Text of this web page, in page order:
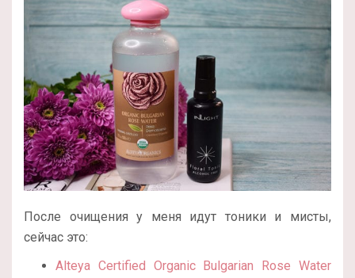
После очищения у меня идут тоники и мисты,
сейчас это:
Alteya Certified Organic Bulgarian Rose Water